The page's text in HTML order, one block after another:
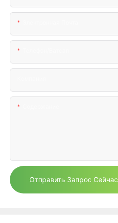
Отправить Запрос Сейчас